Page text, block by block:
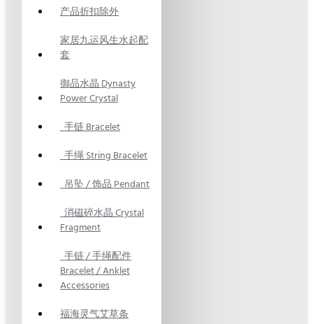
产品折扣除外
家居九运风生水起配
套
御品水晶 Dynasty
Power Crystal
手链 Bracelet
手绳 String Bracelet
吊坠 / 饰品 Pendant
消磁碎水晶 Crystal
Fragment
手链 / 手绳配件
Bracelet / Anklet
Accessories
福海灵气艾草条